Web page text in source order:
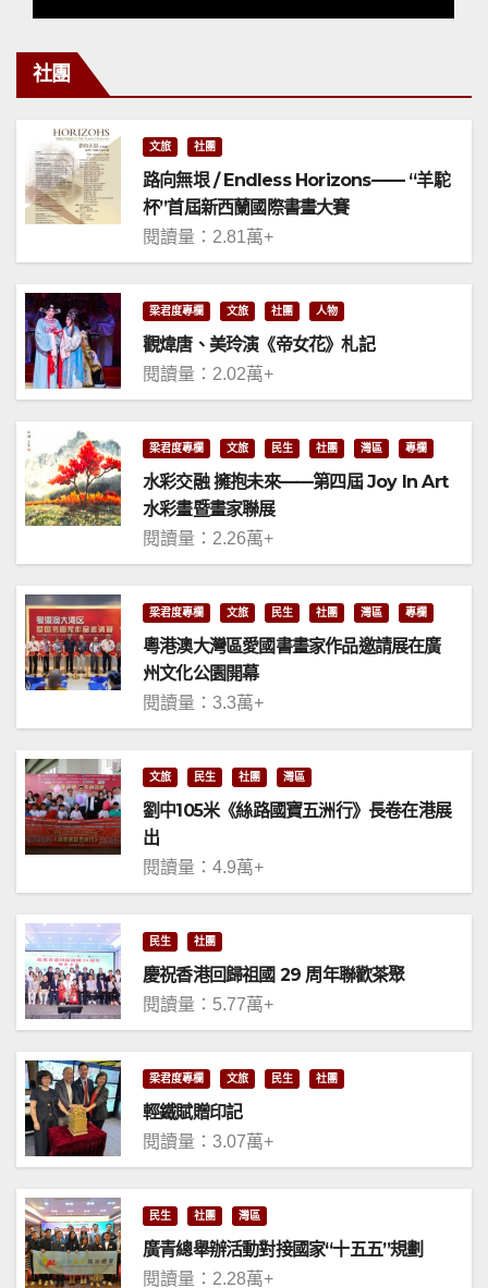
社團
文旅 社團
路向無垠 / Endless Horizons—— “羊駝
杯”首屆新西蘭國際書畫大賽
閱讀量：2.81萬+
梁君度專欄 文旅 社團 人物
觀煒唐、美玲演《帝女花》札記
閱讀量：2.02萬+
梁君度專欄 文旅 民生 社團 灣區 專欄
水彩交融 擁抱未來——第四屆 Joy In Art
水彩畫暨畫家聯展
閱讀量：2.26萬+
梁君度專欄 文旅 民生 社團 灣區 專欄
粵港澳大灣區愛國書畫家作品邀請展在廣
州文化公園開幕
閱讀量：3.3萬+
文旅 民生 社團 灣區
劉中105米《絲路國寶五洲行》長卷在港展
出
閱讀量：4.9萬+
民生 社團
慶祝香港回歸祖國 29 周年聯歡茶聚
閱讀量：5.77萬+
梁君度專欄 文旅 民生 社團
輕鐵賦贈印記
閱讀量：3.07萬+
民生 社團 灣區
廣青總舉辦活動對接國家“十五五”規劃
閱讀量：2.28萬+